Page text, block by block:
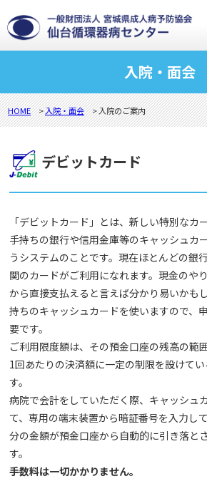
入院・面会
HOME >入院・面会 > 入院のご案内
デビットカード
「デビットカード」とは、新しい特別なカ
手持ちの銀行や信用金庫等のキャッシュカ
うシステムのことです。現在ほとんどの銀
関のカードがご利用になれます。現金のや
から直接支払えると言えば分かり易いかも
持ちのキャッシュカードを使いますので、
要です。
ご利用限度額は、その預金口座の残高の範
1回あたりの決済額に一定の制限を設けて
す。
病院で会計をしていただく際、キャッシュ
て、専用の端末装置から暗証番号を入力し
分の金額が預金口座から自動的に引き落と
す。
手数料は一切かかりません。